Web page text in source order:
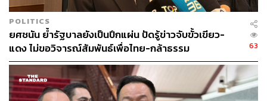
POLITICS
ยศชนัน ย้ำรัฐบาลยังเป็นปึกแผ่น ปัดรู้ข่าวจับขั้วเขียว-
แดง ไม่ขอวิจารณ์สัมพันธ์เพื่อไทย-กล้าธรรม
63